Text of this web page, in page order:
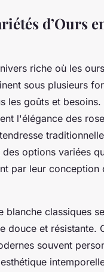
d’Ours
riche où les
sous plusieurs
les goûts et
l'élégance des
options variées
par leur conception
blanche classiques
douce et résistante.
souvent